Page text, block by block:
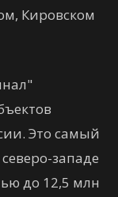
Кировском
Это самый
западе
до 12,5 млн